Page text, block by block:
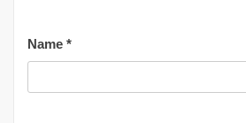
Name *